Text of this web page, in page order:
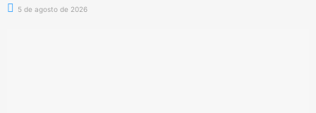
5 de agosto de 2026